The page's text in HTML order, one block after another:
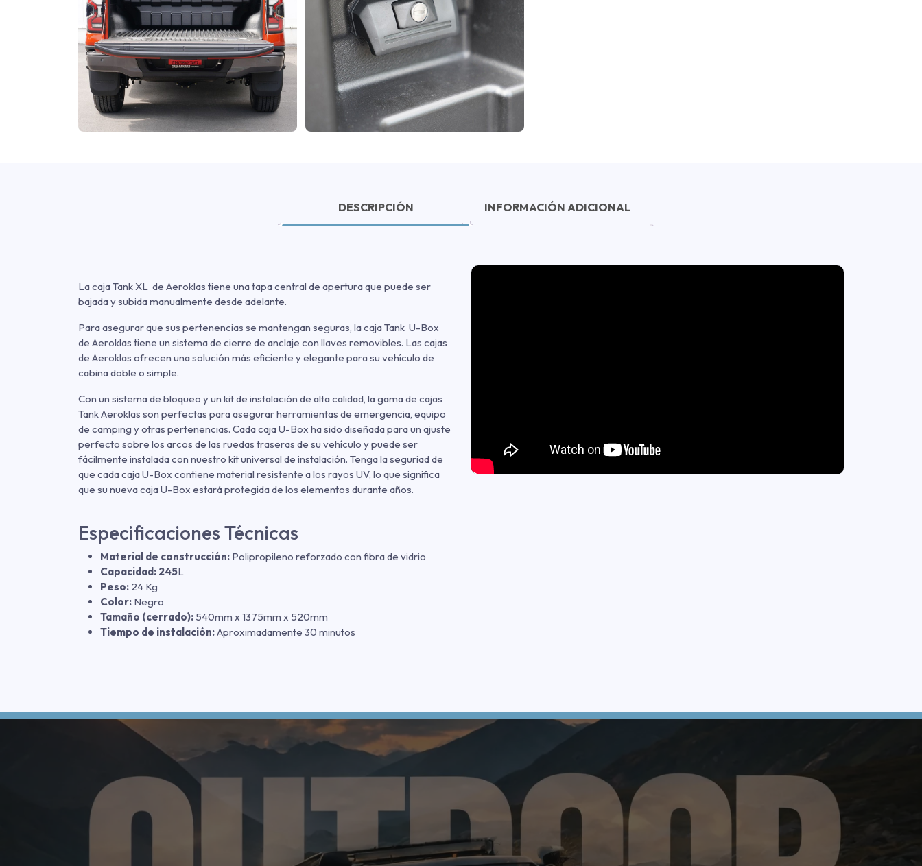
DESCRIPCIÓN INFORMACIÓN ADICIONAL
La caja Tank XL de Aeroklas tiene una tapa central de apertura que puede ser
bajada y subida manualmente desde adelante.
Para asegurar que sus pertenencias se mantengan seguras, la caja Tank U-Box
de Aeroklas tiene un sistema de cierre de anclaje con llaves removibles. Las cajas
de Aeroklas ofrecen una solución más eficiente y elegante para su vehículo de
cabina doble o simple.
Con un sistema de bloqueo y un kit de instalación de alta calidad, la gama de cajas
Tank Aeroklas son perfectas para asegurar herramientas de emergencia, equipo
de camping y otras pertenencias. Cada caja U-Box ha sido diseñada para un ajuste
perfecto sobre los arcos de las ruedas traseras de su vehículo y puede ser
fácilmente instalada con nuestro kit universal de instalación. Tenga la seguriad de
que cada caja U-Box contiene material resistente a los rayos UV, lo que significa
que su nueva caja U-Box estará protegida de los elementos durante años.
Especificaciones Técnicas
Material de construcción: Polipropileno reforzado con fibra de vidrio
Capacidad: 245L
Peso: 24 Kg
Color: Negro
Tamaño (cerrado): 540mm x 1375mm x 520mm
Tiempo de instalación:Aproximadamente 30 minutos